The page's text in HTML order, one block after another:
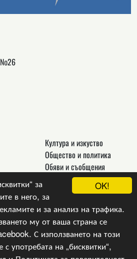
OK!
за
в него, за
и за анализ на трафика.
му от ваша страна се
С използването на този
с употребата на „бисквитки“,
№26
Култура и изкуство
Общество и политика
Обяви и съобщения
Новини
Други
v.1.0,Радио Русе, Уеб Дизайн и
:Гейт.БГ ЕООД